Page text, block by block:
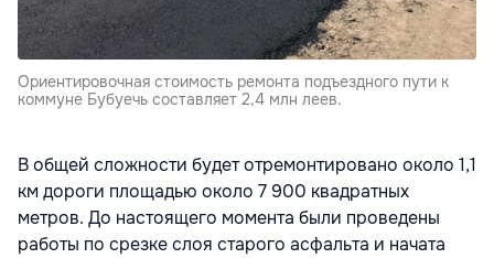
Ориентировочная стоимость ремонта подъездного пути к
коммуне Бубуечь составляет 2,4 млн леев.
В общей сложности будет отремонтировано около 1,1
км дороги площадью около 7 900 квадратных
метров. До настоящего момента были проведены
работы по срезке слоя старого асфальта и начата